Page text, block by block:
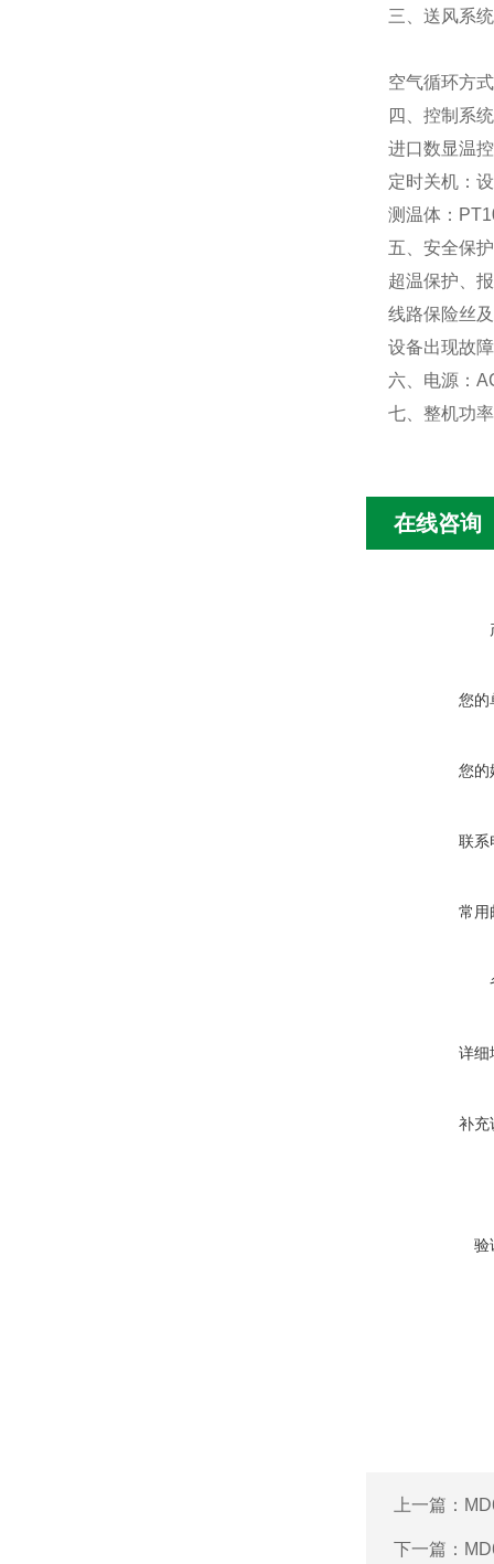
三、送风系统
空气循环方
四、控制系统
进口数显温
定时关机：
测温体：
五、安全保
超温保护、
线路保险丝
设备出现故
六、电源：
七、整机功
在线咨询
您的
您的
联系
常用
详细
补充
验
上一篇：
下一篇：